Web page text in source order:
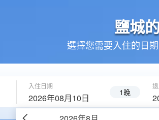
鹽城
選擇您需要入住的日
入住日期
2026年08月10日 1晚